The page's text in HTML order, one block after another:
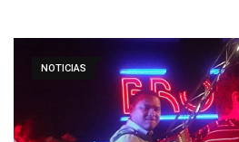
NOTICIAS